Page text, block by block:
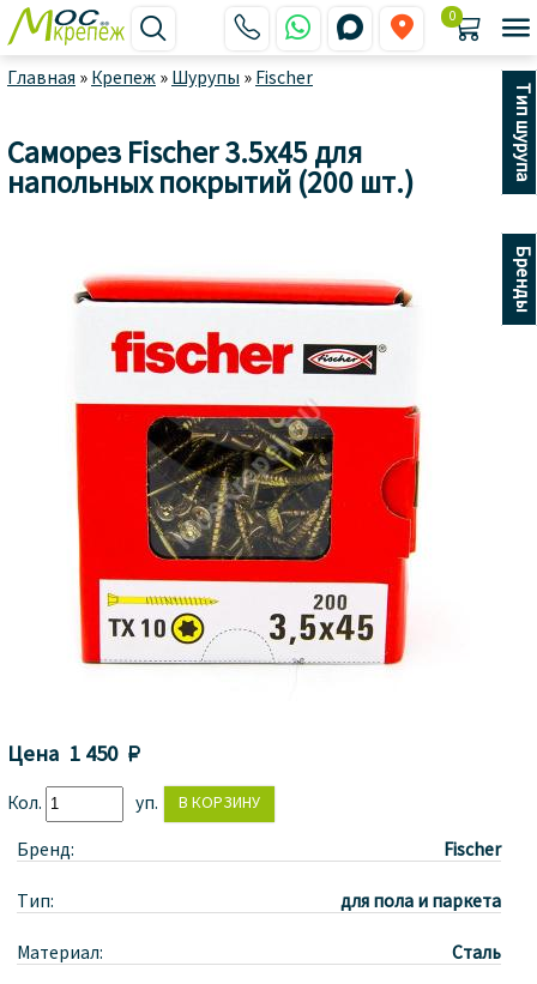
    
0 
Главная » Крепеж » Шурупы » Fischer
Тип шурупа
Бренды
Саморез Fischer 3.5x45 для
напольных покрытий (200 шт.)
Цена 1 450 
Кол. уп.
Бренд: Fischer
Тип: для пола и паркета
Материал: Сталь